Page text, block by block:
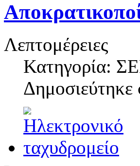
Λεπτομέρειες
Κατηγορία:
Δημοσιεύτηκε